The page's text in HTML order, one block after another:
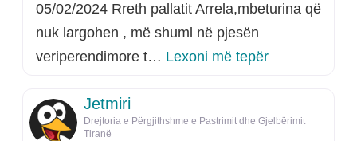
05/02/2024 Rreth pallatit Arrela,mbeturina që
nuk largohen , më shuml në pjesën
veriperendimore t… Lexoni më tepërrreth këtij
Jetmiri
Drejtoria e Përgjithshme e Pastrimit dhe Gjelbërimit
Tiranë